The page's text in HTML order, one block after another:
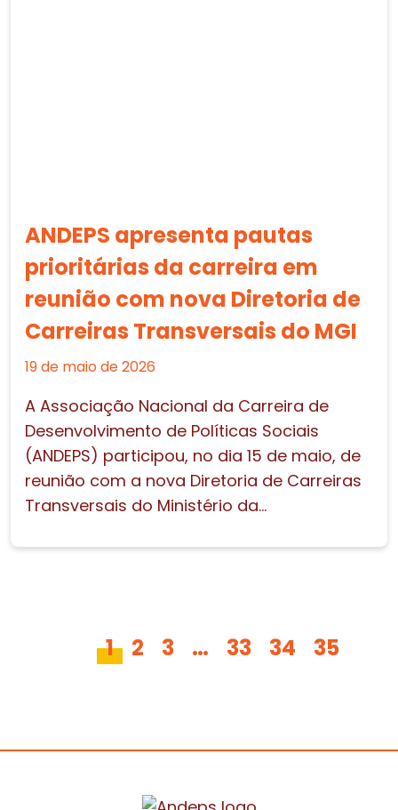
ANDEPS apresenta pautas
prioritárias da carreira em
reunião com nova Diretoria de
Carreiras Transversais do MGI
19 de maio de 2026
A Associação Nacional da Carreira de
Desenvolvimento de Políticas Sociais
(ANDEPS) participou, no dia 15 de maio, de
reunião com a nova Diretoria de Carreiras
Transversais do Ministério da...
1 2 3 … 33 34 35